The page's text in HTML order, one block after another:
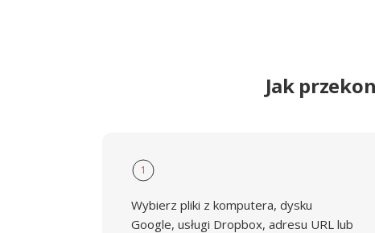
Jak
1
Wybierz pliki z komputera, dysku
Google, usługi Dropbox, adresu URL lub